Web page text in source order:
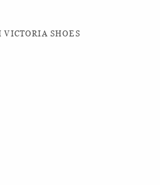
VICTORIA SHOES